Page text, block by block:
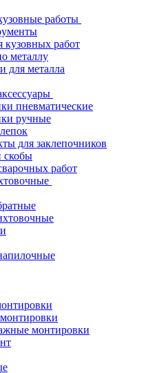
работы
кузовных работ
металлу
для металла
пневматические
ручные
для заклепочников
скобы
работ
монтировки